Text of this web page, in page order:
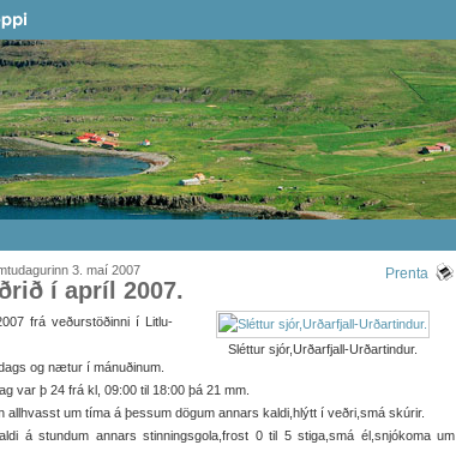
3. maí 2007 Prenta
í apríl 2007.
Sléttur sjór,Urðarfjall-Urðartindur.
frá veðurstöðinni í Litlu-
og nætur í mánuðinum.
var þ 24 frá kl, 09:00 til 18:00 þá 21 mm.
allhvasst um tíma á þessum dögum annars kaldi,hlýtt í veðri,smá skúrir.
á stundum annars stinningsgola,frost 0 til 5 stiga,smá él,snjókoma um